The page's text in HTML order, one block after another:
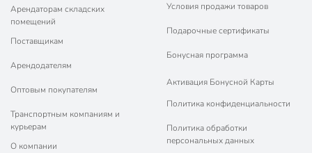
Арендаторам складских
помещений
Поставщикам
Арендодателям
Оптовым покупателям
Транспортным компаниям и
курьерам
О компании
Условия продажи товаров
Подарочные сертификаты
Бонусная программа
Активация Бонусной Карты
Политика конфиденциальности
Политика обработки
персональных данных